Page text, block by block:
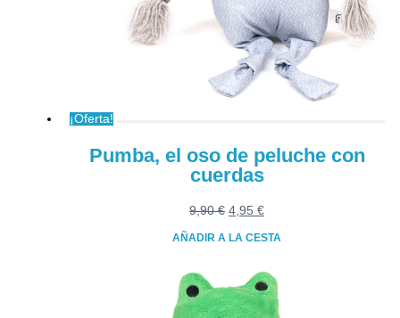
¡Oferta!
Pumba, el oso de peluche con
cuerdas
9,90€ El
9,90 €.
4,95 €El
es:
4,95 €.
AÑADIR A LA CESTA